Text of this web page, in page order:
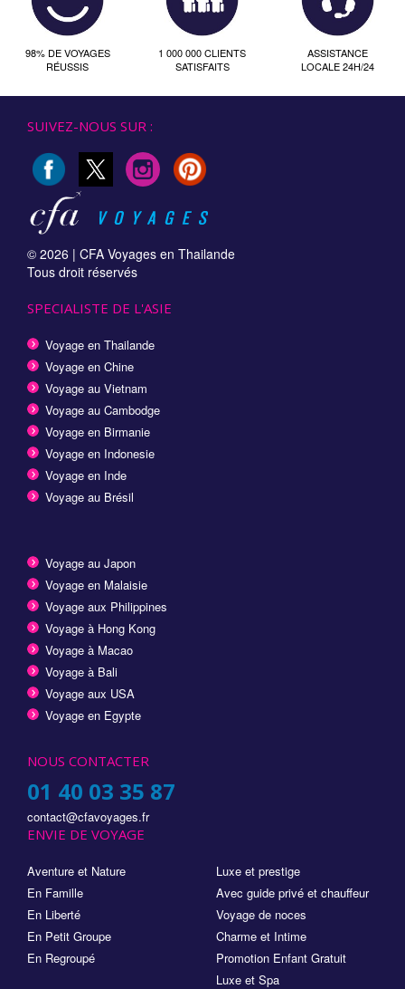
98% DE VOYAGES
RÉUSSIS
1 000 000 CLIENTS
SATISFAITS
ASSISTANCE
LOCALE 24H/24
SUIVEZ-NOUS SUR :
© 2026 | CFA Voyages en Thailande
Tous droit réservés
SPECIALISTE DE L'ASIE
Voyage en Thailande
Voyage en Chine
Voyage au Vietnam
Voyage au Cambodge
Voyage en Birmanie
Voyage en Indonesie
Voyage en Inde
Voyage au Brésil
Voyage au Japon
Voyage en Malaisie
Voyage aux Philippines
Voyage à Hong Kong
Voyage à Macao
Voyage à Bali
Voyage aux USA
Voyage en Egypte
NOUS CONTACTER
01 40 03 35 87
contact@cfavoyages.fr
ENVIE DE VOYAGE
Aventure et Nature
En Famille
En Liberté
En Petit Groupe
En Regroupé
Luxe et prestige
Avec guide privé et chauffeur
Voyage de noces
Charme et Intime
Promotion Enfant Gratuit
Luxe et Spa